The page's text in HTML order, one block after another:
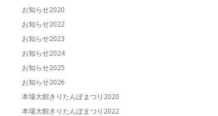
お知らせ2020
お知らせ2022
お知らせ2023
お知らせ2024
お知らせ2025
お知らせ2026
本場大館きりたんぽまつり2020
本場大館きりたんぽまつり2022